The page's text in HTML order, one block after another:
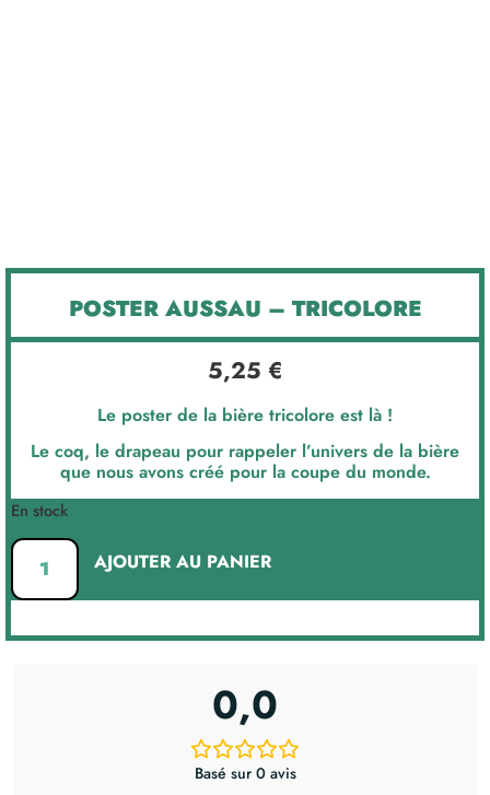
POSTER AUSSAU – TRICOLORE
5,25 €
Le poster de la bière tricolore est là !
Le coq, le drapeau pour rappeler l’univers de la bière
que nous avons créé pour la coupe du monde.
En stock
AJOUTER AU PANIER
0,0
Basé sur 0 avis